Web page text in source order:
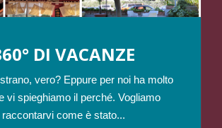
DI VACANZE
vero? Eppure per noi ha molto
vi spieghiamo il perché. Vogliamo
raccontarvi come è stato...